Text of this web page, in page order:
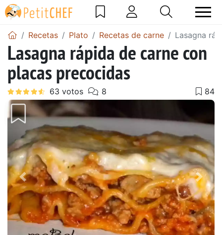
Recetas Plato Recetas de carne Lasagna
Lasagna rápida de carne con
placas precocidas
Anterior